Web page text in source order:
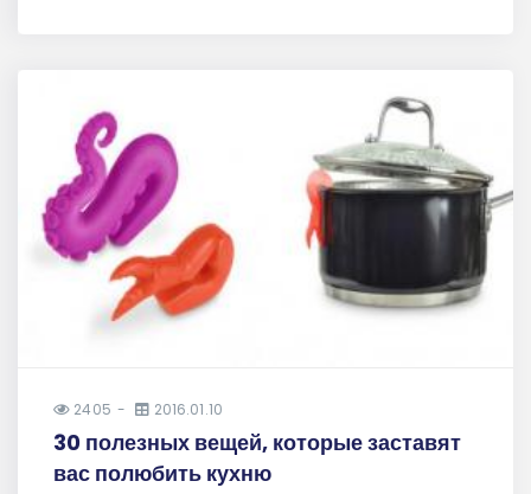
2405 2016.01.10
30 полезных вещей, которые заставят
вас полюбить кухню